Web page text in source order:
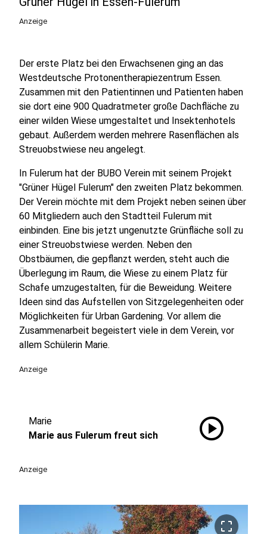
Anzeige
Der erste Platz bei den Erwachsenen ging an das
Westdeutsche Protonentherapiezentrum Essen.
Zusammen mit den Patientinnen und Patienten haben
sie dort eine 900 Quadratmeter große Dachfläche zu
einer wilden Wiese umgestaltet und Insektenhotels
gebaut. Außerdem werden mehrere Rasenflächen als
Streuobstwiese neu angelegt.
In Fulerum hat der BUBO Verein mit seinem Projekt
"Grüner Hügel Fulerum" den zweiten Platz bekommen.
Der Verein möchte mit dem Projekt neben seinen über
60 Mitgliedern auch den Stadtteil Fulerum mit
einbinden. Eine bis jetzt ungenutzte Grünfläche soll zu
einer Streuobstwiese werden. Neben den
Obstbäumen, die gepflanzt werden, steht auch die
Überlegung im Raum, die Wiese zu einem Platz für
Schafe umzugestalten, für die Beweidung. Weitere
Ideen sind das Aufstellen von Sitzgelegenheiten oder
Möglichkeiten für Urban Gardening. Vor allem die
Zusammenarbeit begeistert viele in dem Verein, vor
allem Schülerin Marie.
Anzeige
Marie
Marie aus Fulerum freut sich
play_circle
Anzeige
crop_free